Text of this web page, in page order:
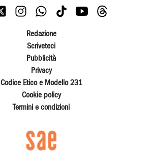
Redazione
Scriveteci
Pubblicità
Privacy
Codice Etico e Modello 231
Cookie policy
Termini e condizioni